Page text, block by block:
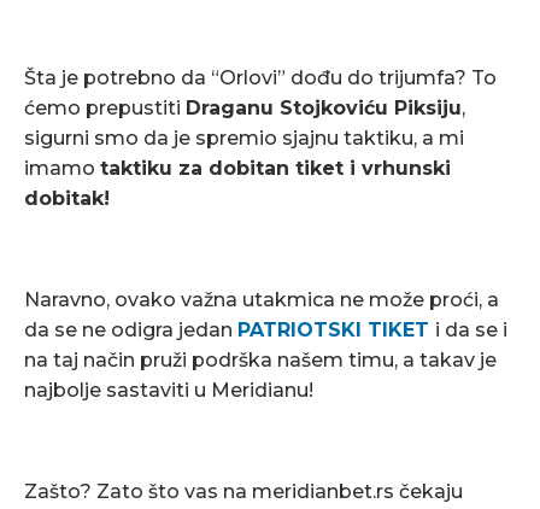
Šta je potrebno da “Orlovi” dođu do trijumfa? To
ćemo prepustiti Draganu Stojkoviću Piksiju,
sigurni smo da je spremio sjajnu taktiku, a mi
imamo taktiku za dobitan tiket i vrhunski
dobitak!
Naravno, ovako važna utakmica ne može proći, a
da se ne odigra jedan PATRIOTSKI TIKET i da se i
na taj način pruži podrška našem timu, a takav je
najbolje sastaviti u Meridianu!
Zašto? Zato što vas na meridianbet.rs čekaju